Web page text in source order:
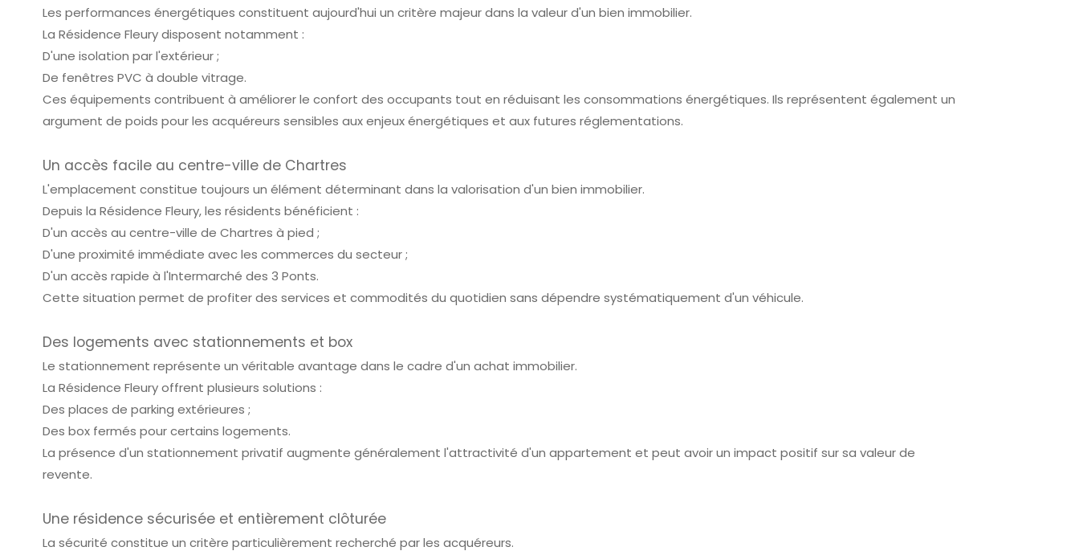
Les performances énergétiques constituent aujourd'hui un critère majeur dans la valeur d'un bien immobilier.
La Résidence Fleury disposent notamment :
D'une isolation par l'extérieur ;
De fenêtres PVC à double vitrage.
Ces équipements contribuent à améliorer le confort des occupants tout en réduisant les consommations énergétiques. Ils représentent également un
argument de poids pour les acquéreurs sensibles aux enjeux énergétiques et aux futures réglementations.
Un accès facile au centre-ville de Chartres
L'emplacement constitue toujours un élément déterminant dans la valorisation d'un bien immobilier.
Depuis la Résidence Fleury, les résidents bénéficient :
D'un accès au centre-ville de Chartres à pied ;
D'une proximité immédiate avec les commerces du secteur ;
D'un accès rapide à l'Intermarché des 3 Ponts.
Cette situation permet de profiter des services et commodités du quotidien sans dépendre systématiquement d'un véhicule.
Des logements avec stationnements et box
Le stationnement représente un véritable avantage dans le cadre d'un achat immobilier.
La Résidence Fleury offrent plusieurs solutions :
Des places de parking extérieures ;
Des box fermés pour certains logements.
La présence d'un stationnement privatif augmente généralement l'attractivité d'un appartement et peut avoir un impact positif sur sa valeur de
revente.
Une résidence sécurisée et entièrement clôturée
La sécurité constitue un critère particulièrement recherché par les acquéreurs.